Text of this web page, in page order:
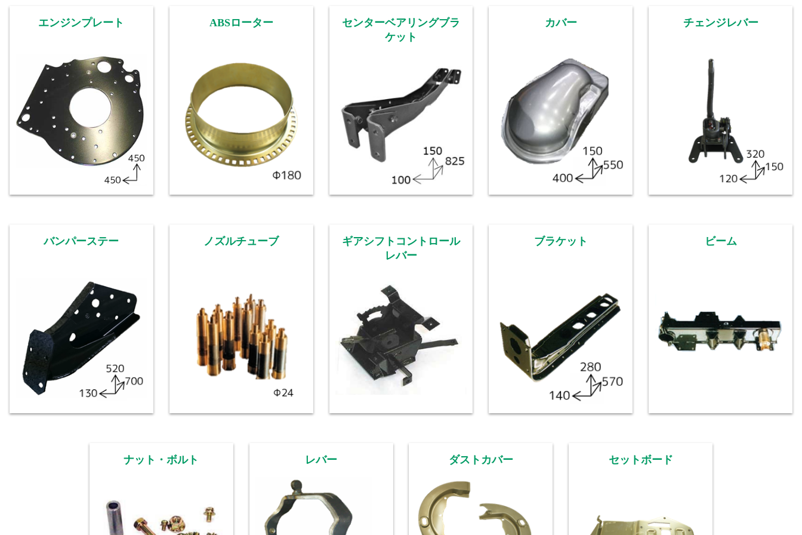
エンジンプレート ABSローター
センターベアリングブラ
ケット
カバー チェンジレバー
バンパーステー ノズルチューブ
ギアシフトコントロール
レバー
ブラケット ビーム
ナット・ボルト レバー ダストカバー セットボード